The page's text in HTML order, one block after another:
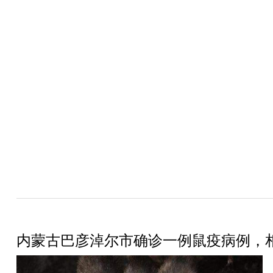
内蒙古巴彦淖尔市确诊一例鼠疫病例，